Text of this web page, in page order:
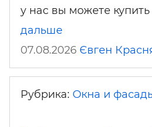
у нас вы можете купить
дальше
07.08.2026 Євген
Рубрика: Окна и